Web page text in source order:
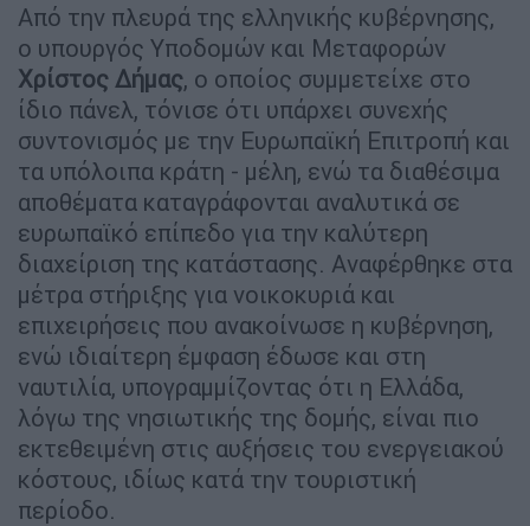
Από την πλευρά της ελληνικής κυβέρνησης,
ο υπουργός Υποδομών και Μεταφορών
Χρίστος Δήμας, ο οποίος συμμετείχε στο
ίδιο πάνελ, τόνισε ότι υπάρχει συνεχής
συντονισμός με την Ευρωπαϊκή Επιτροπή και
τα υπόλοιπα κράτη - μέλη, ενώ τα διαθέσιμα
αποθέματα καταγράφονται αναλυτικά σε
ευρωπαϊκό επίπεδο για την καλύτερη
διαχείριση της κατάστασης. Αναφέρθηκε στα
μέτρα στήριξης για νοικοκυριά και
επιχειρήσεις που ανακοίνωσε η κυβέρνηση,
ενώ ιδιαίτερη έμφαση έδωσε και στη
ναυτιλία, υπογραμμίζοντας ότι η Ελλάδα,
λόγω της νησιωτικής της δομής, είναι πιο
εκτεθειμένη στις αυξήσεις του ενεργειακού
κόστους, ιδίως κατά την τουριστική
περίοδο.